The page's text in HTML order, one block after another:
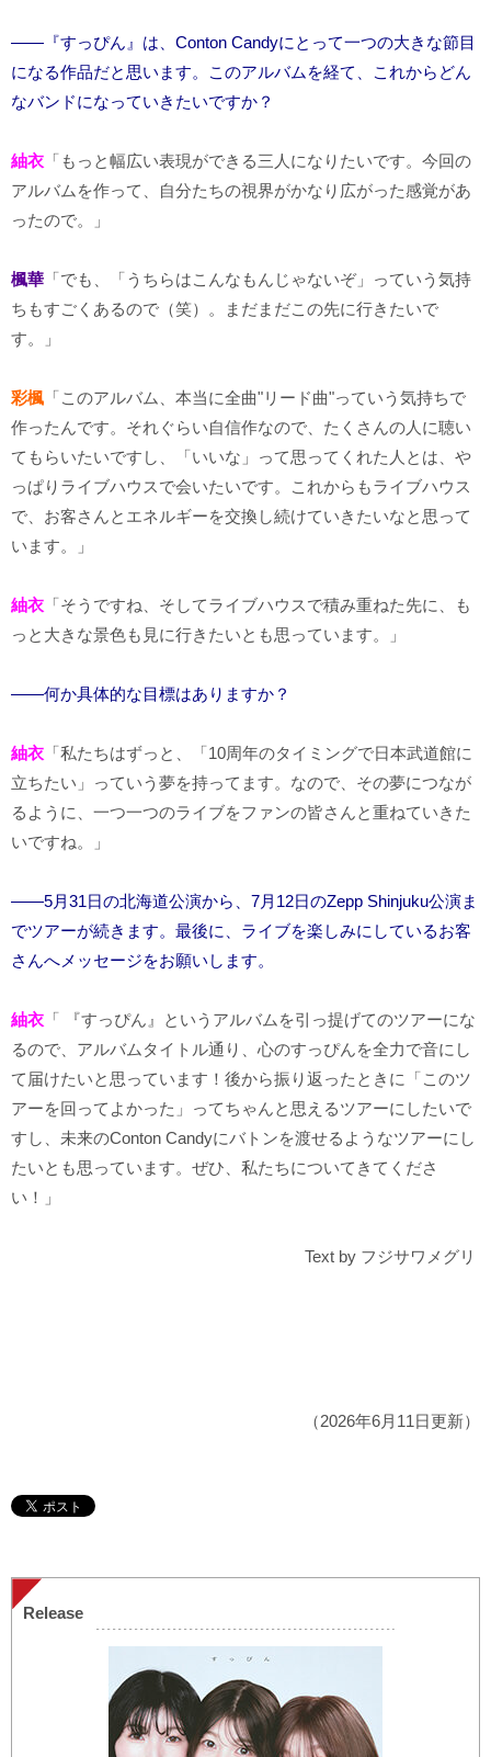
――『すっぴん』は、Conton Candyにとって一つの大きな節目
になる作品だと思います。このアルバムを経て、これからどん
なバンドになっていきたいですか？
紬衣 「もっと幅広い表現ができる三人になりたいです。今回の
アルバムを作って、自分たちの視界がかなり広がった感覚があ
ったので。」
楓華 「でも、「うちらはこんなもんじゃないぞ」っていう気持
ちもすごくあるので（笑）。まだまだこの先に行きたいで
す。」
彩楓 「このアルバム、本当に全曲"リード曲"っていう気持ちで
作ったんです。それぐらい自信作なので、たくさんの人に聴い
てもらいたいですし、「いいな」って思ってくれた人とは、や
っぱりライブハウスで会いたいです。これからもライブハウス
で、お客さんとエネルギーを交換し続けていきたいなと思って
います。」
紬衣 「そうですね、そしてライブハウスで積み重ねた先に、も
っと大きな景色も見に行きたいとも思っています。」
――何か具体的な目標はありますか？
紬衣 「私たちはずっと、「10周年のタイミングで日本武道館に
立ちたい」っていう夢を持ってます。なので、その夢につなが
るように、一つ一つのライブをファンの皆さんと重ねていきた
いですね。」
――5月31日の北海道公演から、7月12日のZepp Shinjuku公演ま
でツアーが続きます。最後に、ライブを楽しみにしているお客
さんへメッセージをお願いします。
紬衣 「 『すっぴん』というアルバムを引っ提げてのツアーにな
るので、アルバムタイトル通り、心のすっぴんを全力で音にし
て届けたいと思っています！後から振り返ったときに「このツ
アーを回ってよかった」ってちゃんと思えるツアーにしたいで
すし、未来のConton Candyにバトンを渡せるようなツアーにし
たいとも思っています。ぜひ、私たちについてきてくださ
い！」
Text by フジサワメグリ
（2026年6月11日更新）
Release